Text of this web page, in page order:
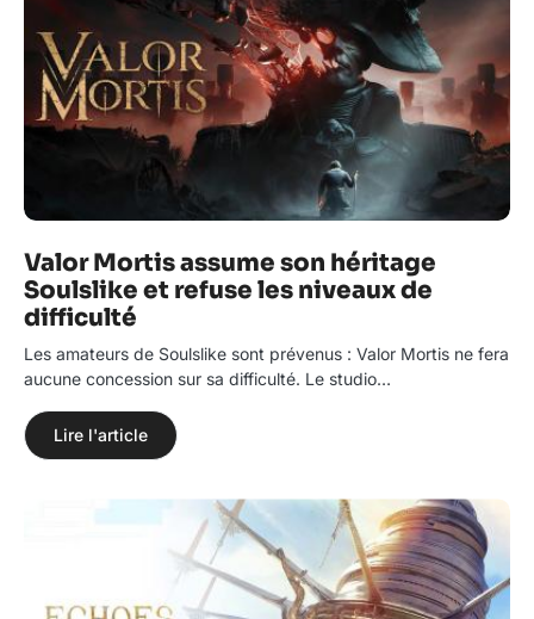
Valor Mortis assume son héritage
Soulslike et refuse les niveaux de
difficulté
Les amateurs de Soulslike sont prévenus : Valor Mortis ne fera
aucune concession sur sa difficulté. Le studio…
Lire l'article